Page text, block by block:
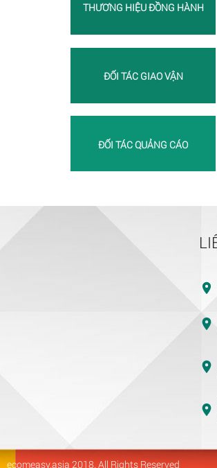
THƯƠNG HIỆU ĐỒNG HÀNH
ĐỐI TÁC GIAO VẬN
ĐỐI TÁC QUẢNG CÁO
ecomeasy.asia2018. All Rights Reserved